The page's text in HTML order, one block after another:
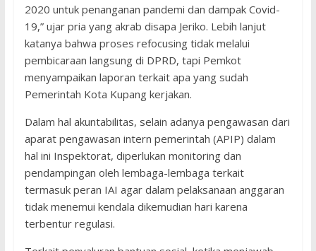
2020 untuk penanganan pandemi dan dampak Covid-
19,” ujar pria yang akrab disapa Jeriko. Lebih lanjut
katanya bahwa proses refocusing tidak melalui
pembicaraan langsung di DPRD, tapi Pemkot
menyampaikan laporan terkait apa yang sudah
Pemerintah Kota Kupang kerjakan.
Dalam hal akuntabilitas, selain adanya pengawasan dari
aparat pengawasan intern pemerintah (APIP) dalam
hal ini Inspektorat, diperlukan monitoring dan
pendampingan oleh lembaga-lembaga terkait
termasuk peran IAI agar dalam pelaksanaan anggaran
tidak menemui kendala dikemudian hari karena
terbentur regulasi.